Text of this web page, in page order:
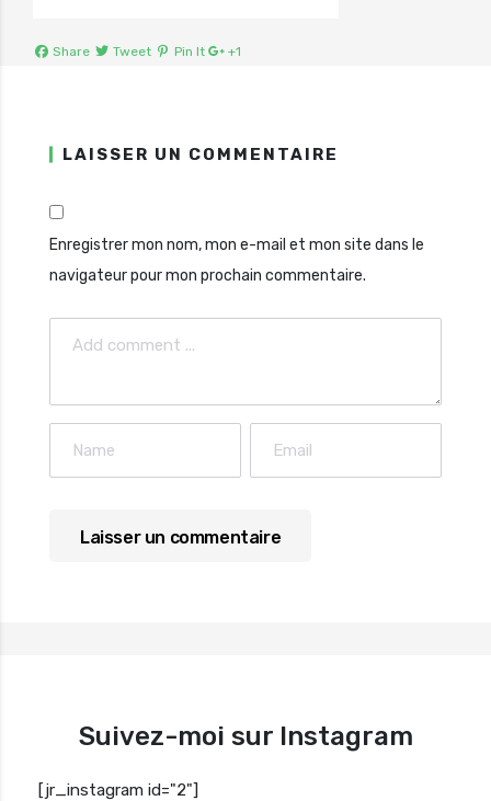
Share Tweet Pin It +1
LAISSER UN COMMENTAIRE
Enregistrer mon nom, mon e-mail et mon site dans le
navigateur pour mon prochain commentaire.
Suivez-moi sur Instagram
[jr_instagram id="2"]